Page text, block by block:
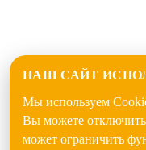
НАШ САЙТ
Мы используем
Вы можете отключить
может ограничить